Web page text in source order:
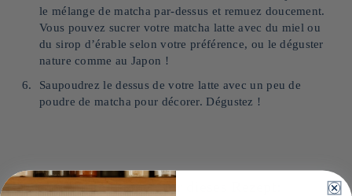
le mélange de matcha par-dessus et remuez doucement.
Vous pouvez sucrer votre matcha latte avec du miel ou
du sirop d’érable selon votre préférence, ou le déguster
nature comme au Japon !
Saupoudrez le dessus de votre latte avec un peu de
poudre de matcha pour décorer. Dégustez !
Unsere Empfehlungen für dieses Rezept: